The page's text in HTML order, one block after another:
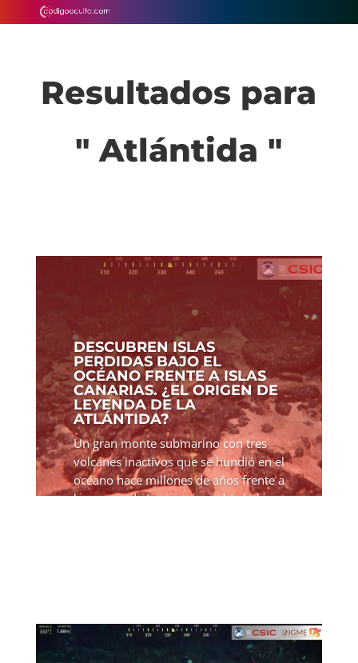
Resultados para
" Atlántida "
DESCUBREN ISLAS
PERDIDAS BAJO EL
OCÉANO FRENTE A ISLAS
CANARIAS. ¿EL ORIGEN DE
LEYENDA DE LA
ATLÁNTIDA?
Un gran monte submarino con tres
volcanes inactivos que se hundió en el
océano hace millones de años frente a
las costas de Lanzarote podría haber